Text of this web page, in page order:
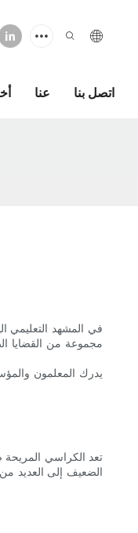
عنا اتصل بنا
في المشهد التعليمي
مجموعة من القضايا
يدرك المعلمون
تعد الكراسي المريحة
الضعيف إلى العديد